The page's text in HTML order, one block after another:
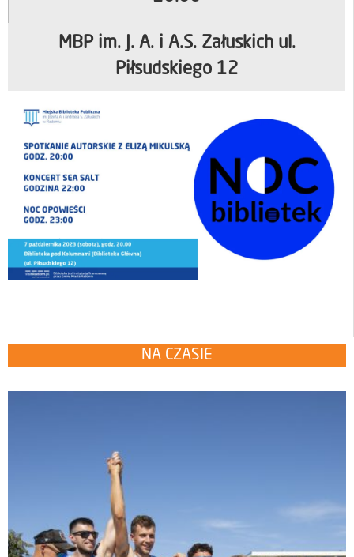
MBP im. J. A. i A.S. Załuskich ul.
Piłsudskiego 12
NA CZASIE